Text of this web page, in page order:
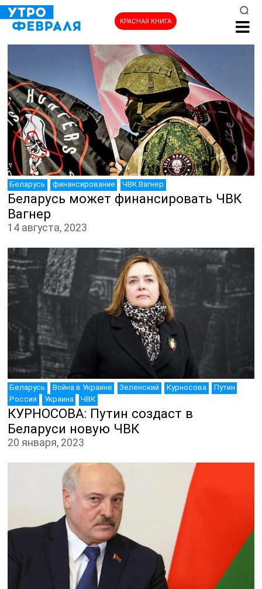
КРАСНАЯ КНИГА
НОВОСТИ
Беларусь финансирование ЧВК Вагнер
Беларусь может финансировать ЧВК
Вагнер
14 августа, 2023
Беларусь Война в Украине Зеленский Курносова
Путин
Россия
Украина ЧВК
КУРНОСОВА: Путин создаст в
Беларуси новую ЧВК
20 января, 2023